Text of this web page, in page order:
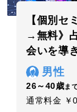
【個別セ
→無料》
会いを導
男性
26～40歳ま
通常料金 ￥0